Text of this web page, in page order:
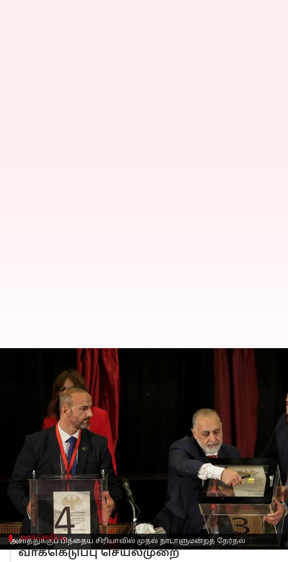
அசாத்துக்குப் பிந்தைய சிரியாவில் முதல் நாடாளுமன்றத் தேர்தல்
அசாத்துக்குப் பிந்தைய
அரசியலமைப்பை உருவாக்க
Sekar Chinnappan
செய்தி முன்னோட்டம்
சுமார் ஒரு வருடத்திற்கு முன்பு முன்னாள்
மாற்றத்தில் ஒரு முக்கியமான அடியை எடுத்து
ஞாயிற்றுக்கிழமை (அக்டோபர் 5) அன்று, நாட்டில்
ஒரு தசாப்த காலமாக நாட்டை உலுக்கிய
புதிய மக்கள் சபை, சிரியாவின் எதிர்கால
வாக்கெடுப்பு
வாக்கெடுப்பு செயல்முறை